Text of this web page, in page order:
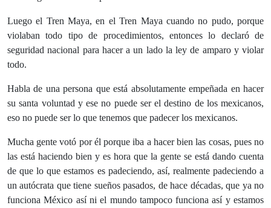
Luego el Tren Maya, en el Tren Maya cuando no pudo, porque
violaban todo tipo de procedimientos, entonces lo declaró de
seguridad nacional para hacer a un lado la ley de amparo y violar
todo.
Habla de una persona que está absolutamente empeñada en hacer
su santa voluntad y ese no puede ser el destino de los mexicanos,
eso no puede ser lo que tenemos que padecer los mexicanos.
Mucha gente votó por él porque iba a hacer bien las cosas, pues no
las está haciendo bien y es hora que la gente se está dando cuenta
de que lo que estamos es padeciendo, así, realmente padeciendo a
un autócrata que tiene sueños pasados, de hace décadas, que ya no
funciona México así ni el mundo tampoco funciona así y estamos